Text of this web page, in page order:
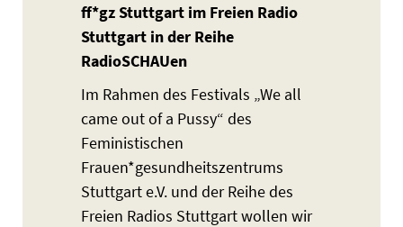
ff*gz Stuttgart im Freien Radio
Stuttgart in der Reihe
RadioSCHAUen
Im Rahmen des Festivals „We all
came out of a Pussy“ des
Feministischen
Frauen*gesundheitszentrums
Stuttgart e.V. und der Reihe des
Freien Radios Stuttgart wollen wir